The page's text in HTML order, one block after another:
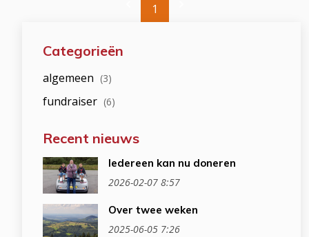
1
Categorieën
algemeen (3)
fundraiser (6)
Recent nieuws
Iedereen kan nu doneren
2026-02-07 8:57
Over twee weken
2025-06-05 7:26